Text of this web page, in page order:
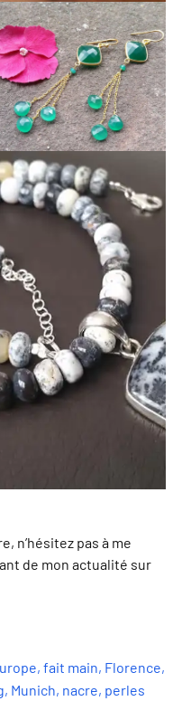
n’hésitez pas à me
de mon actualité sur
,fait main, Florence,
, Munich, nacre, perles